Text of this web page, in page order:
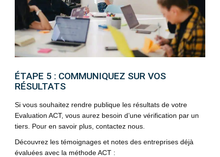
ÉTAPE 5 : COMMUNIQUEZ SUR VOS
RÉSULTATS
Si vous souhaitez rendre publique les résultats de votre
Evaluation ACT, vous aurez besoin d’une vérification par un
tiers. Pour en savoir plus, contactez nous.
Découvrez les témoignages et notes des entreprises déjà
évaluées avec la méthode ACT :